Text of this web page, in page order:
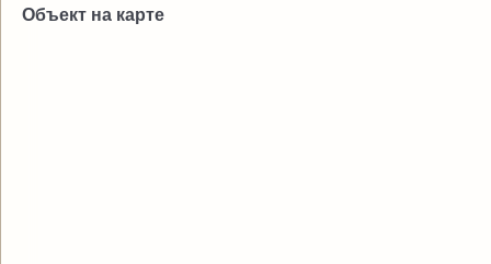
Объект на карте